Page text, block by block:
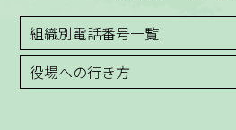
組織別電話番号一覧
役場への行き方